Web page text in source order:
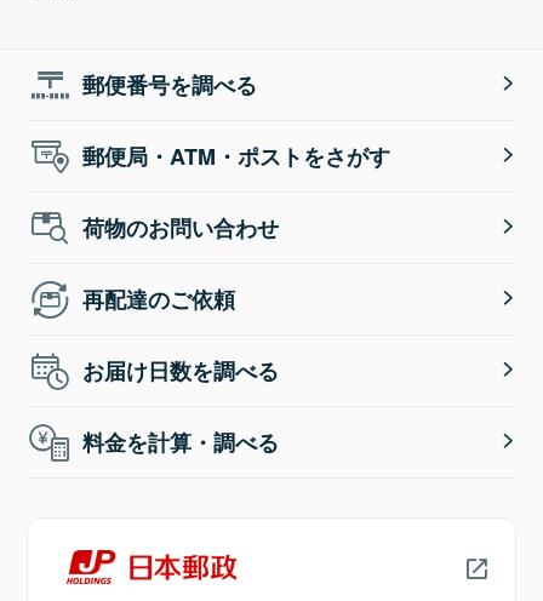
郵便番号を調べる
郵便局・ATM・ポストをさがす
荷物のお問い合わせ
再配達のご依頼
お届け日数を調べる
料金を計算・調べる